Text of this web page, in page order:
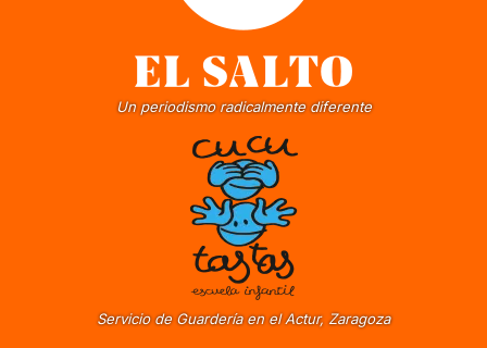
Un periodismo radicalmente diferente
Servicio de Guardería en el Actur, Zaragoza